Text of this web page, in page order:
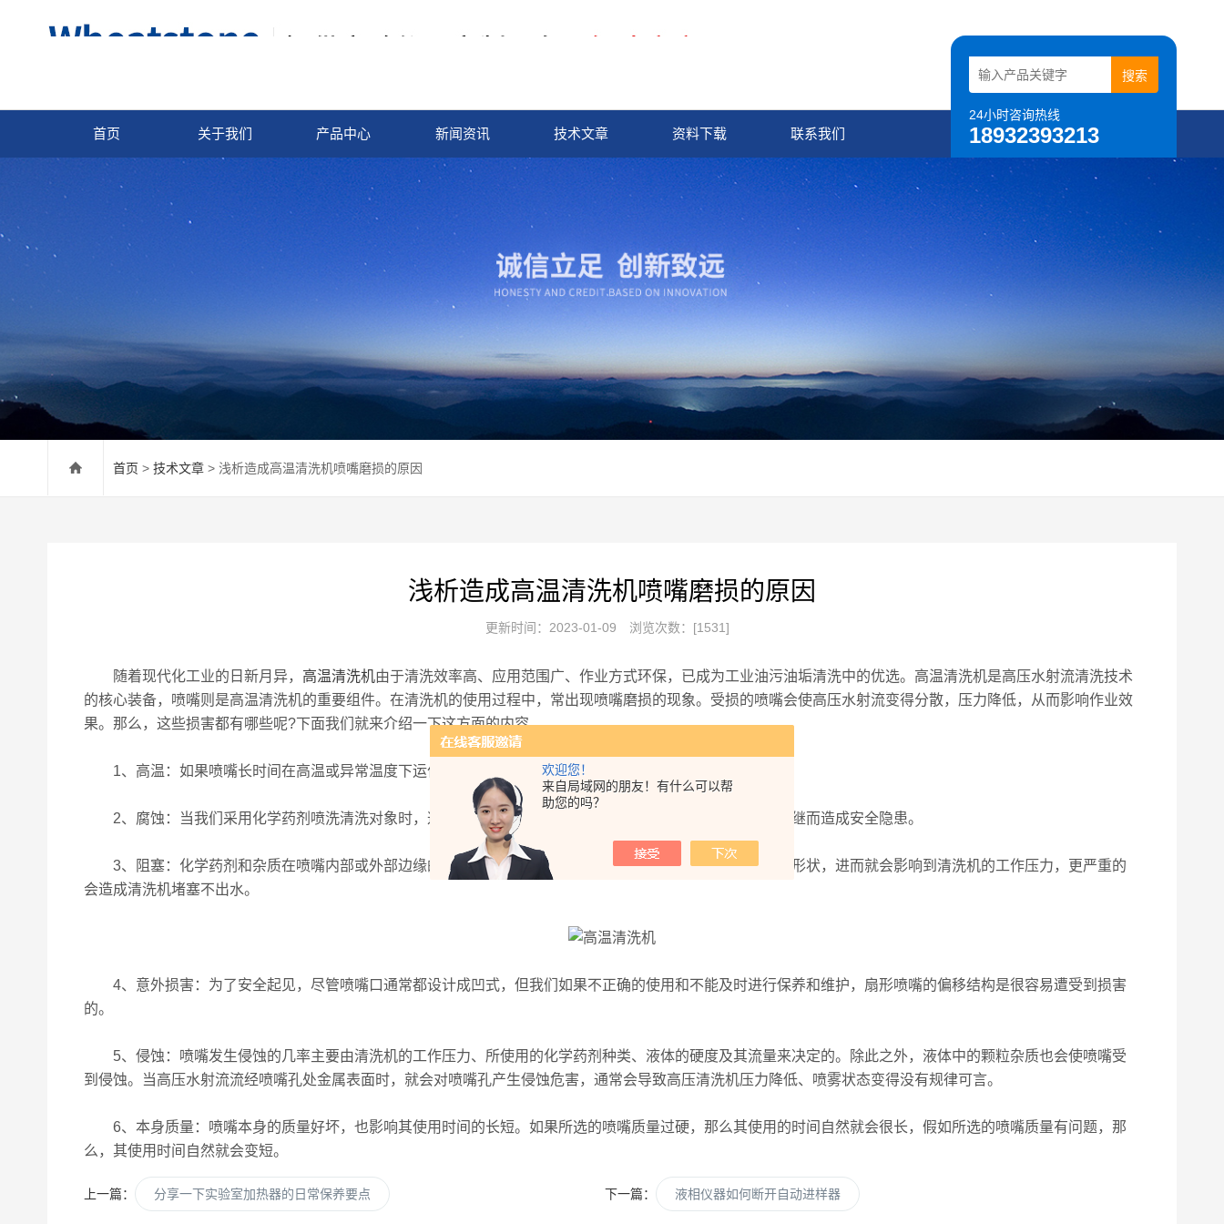
欢迎您！
来自局域网的朋友！有什么可以帮
助您的吗？
24小时咨询热线
18932393213
首页 关于我们 产品中心 新闻资讯 技术文章 资料下载 联系我们
首页 > 技术文章 > 浅析造成高温清洗机喷嘴磨损的原因
浅析造成高温清洗机喷嘴磨损的原因
更新时间：2023-01-09 浏览次数：[1531]
随着现代化工业的日新月异， 高温清洗机由于清洗效率高、应用范围广、作业方式环保，已成为工业油污油垢清洗中的优选。高温清洗机是高压水射流清洗技术
的核心装备，喷嘴则是高温清洗机的重要组件。在清洗机的使用过程中，常出现喷嘴磨损的现象。受损的喷嘴会使高压水射流变得分散，压力降低，从而影响作业效
果。那么，这些损害都有哪些呢?下面我们就来介绍一下这方面的内容。
1、高温：如果喷嘴长时间在高温或异常温度下运作，就会出现喷嘴因材料软化而损坏的现象发生。
2、腐蚀：当我们采用化学药剂喷洗清洗对象时，这些化学药剂通常也会导致喷嘴材料遭到腐蚀性的伤害，继而造成安全隐患。
3、阻塞：化学药剂和杂质在喷嘴内部或外部边缘的不断堆积会造成对喷嘴的阻塞。这通常影响喷嘴的喷雾形状，进而就会影响到清洗机的工作压力，更严重的
会造成清洗机堵塞不出水。
4、意外损害：为了安全起见，尽管喷嘴口通常都设计成凹式，但我们如果不正确的使用和不能及时进行保养和维护，扇形喷嘴的偏移结构是很容易遭受到损害
的。
5、侵蚀：喷嘴发生侵蚀的几率主要由清洗机的工作压力、所使用的化学药剂种类、液体的硬度及其流量来决定的。除此之外，液体中的颗粒杂质也会使喷嘴受
到侵蚀。当高压水射流流经喷嘴孔处金属表面时，就会对喷嘴孔产生侵蚀危害，通常会导致高压清洗机压力降低、喷雾状态变得没有规律可言。
6、本身质量：喷嘴本身的质量好坏，也影响其使用时间的长短。如果所选的喷嘴质量过硬，那么其使用的时间自然就会很长，假如所选的喷嘴质量有问题，那
么，其使用时间自然就会变短。
上一篇： 分享一下实验室加热器的日常保养要点 下一篇： 液相仪器如何断开自动进样器